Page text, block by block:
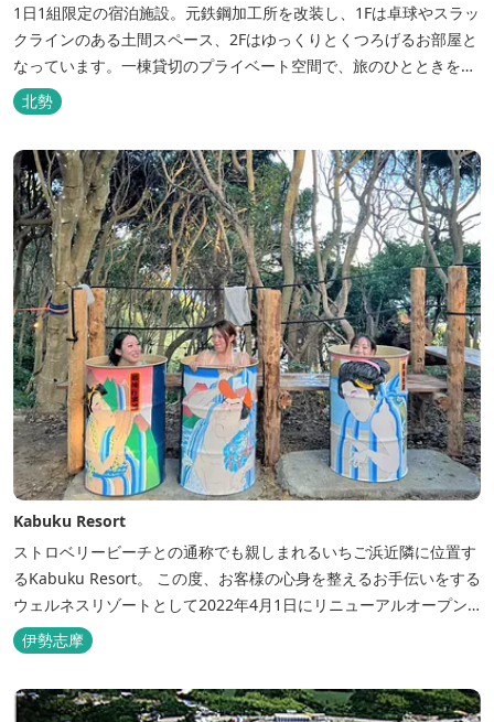
1日1組限定の宿泊施設。元鉄鋼加工所を改装し、1Fは卓球やスラッ
クラインのある土間スペース、2Fはゆっくりとくつろげるお部屋と
なっています。一棟貸切のプライベート空間で、旅のひとときを過
ごしてみては。
北勢
Kabuku Resort
ストロベリービーチとの通称でも親しまれるいちご浜近隣に位置す
るKabuku Resort。 この度、お客様の心身を整えるお手伝いをする
ウェルネスリゾートとして2022年4月1日にリニューアルオープン
いたしました。 フィンランド式ロウリュテントサウナがご宿泊区画
に1張ずつ付属されたプランが登場。 「ととのう」条件が揃い、さ
ド...
伊勢志摩